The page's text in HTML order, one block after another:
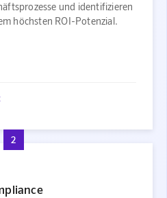
und identifizieren
höchsten ROI-Potenzial.
2